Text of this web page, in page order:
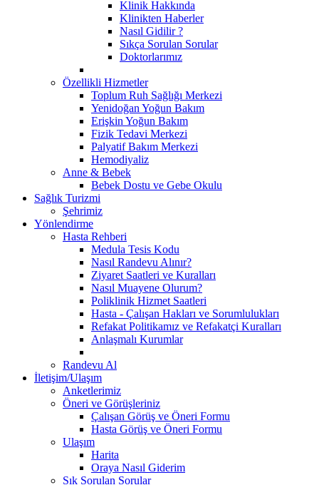
Klinik Hakkında
Klinikten Haberler
Nasıl Gidilir ?
Sıkça Sorulan Sorular
Doktorlarımız
Özellikli Hizmetler
Toplum Ruh Sağlığı Merkezi
Yenidoğan Yoğun Bakım
Erişkin Yoğun Bakım
Fizik Tedavi Merkezi
Palyatif Bakım Merkezi
Hemodiyaliz
Anne & Bebek
Bebek Dostu ve Gebe Okulu
Sağlık Turizmi
Şehrimiz
Yönlendirme
Hasta Rehberi
Medula Tesis Kodu
Nasıl Randevu Alınır?
Ziyaret Saatleri ve Kuralları
Nasıl Muayene Olurum?
Poliklinik Hizmet Saatleri
Hasta - Çalışan Hakları ve Sorumlulukları
Refakat Politikamız ve Refakatçi Kuralları
Anlaşmalı Kurumlar
Randevu Al
İletişim/Ulaşım
Anketlerimiz
Öneri ve Görüşleriniz
Çalışan Görüş ve Öneri Formu
Hasta Görüş ve Öneri Formu
Ulaşım
Harita
Oraya Nasıl Giderim
Sık Sorulan Sorular